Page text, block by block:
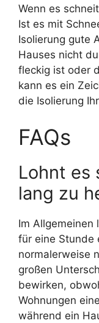
Wenn es
Ist es mit
Isolierung gute
Hauses nicht
fleckig ist oder
kann es ein
die Isolierung
FAQs
Lohnt es
lang zu
Im Allgemeinen
für eine Stunde
normalerweise
großen
bewirken,
Wohnungen
während ein